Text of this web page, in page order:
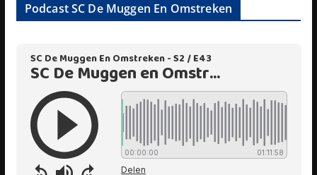
Podcast SC De Muggen En Omstreken